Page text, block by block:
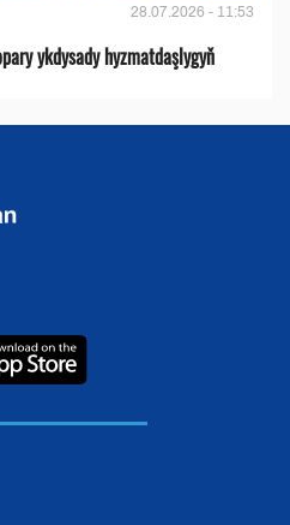
28.07.2026 - 11:53
ykdysady hyzmatdaşlygyň